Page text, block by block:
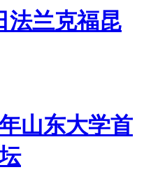
法兰克福昆
山东大学首